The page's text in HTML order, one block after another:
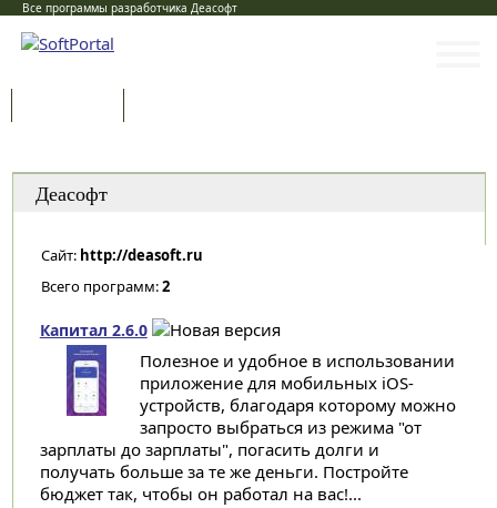
Все программы разработчика Деасофт
Деасофт
Сайт: http://deasoft.ru
Всего программ:2
Капитал 2.6.0
Полезное и удобное в использовании
приложение для мобильных iOS-
устройств, благодаря которому можно
запросто выбраться из режима "от
зарплаты до зарплаты", погасить долги и
получать больше за те же деньги. Постройте
бюджет так, чтобы он работал на вас!...